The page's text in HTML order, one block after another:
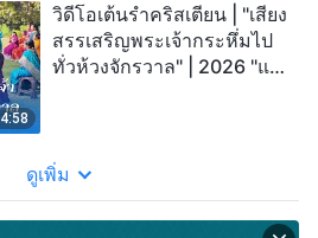
4:58
วิดีโอเต้นรำคริสเตียน | "เสียง
สรรเสริญพระเจ้ากระหึ่มไป
ทั่วห้วงจักรวาล" | 2026 "แซ่
ดูเพิ่ม